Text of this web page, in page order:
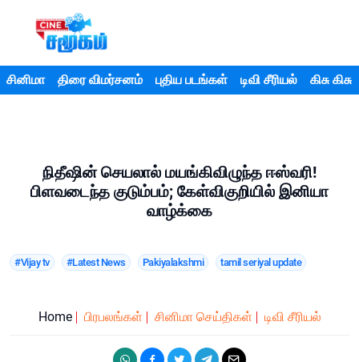
சினிமா திரை விமர்சனம் புதிய படங்கள் டிவி சீரியல் கிசு கிசு
நிதீஷின் செயலால் மயங்கிவிழுந்த ஈஸ்வரி!
பிளவடைந்த குடும்பம்; கேள்விகுறியில் இனியா
வாழ்க்கை
#Vijay tv #Latest News Pakiyalakshmi tamil seriyal update
Home பிரபலங்கள் சினிமா செய்திகள் டிவி சீரியல்